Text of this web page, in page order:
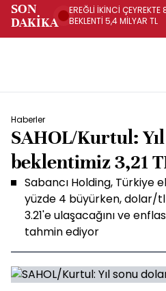
SON
DAKİKA
EREĞLİ İKİNCİ ÇEYREKTE
BEKLENTİ 5,4 MİLYAR TL
Haberler
SAHOL/Kurtul:
beklentimiz 3,21
Sabancı Holding, Türkiye
yüzde 4 büyürken, dolar/tl
3.21'e ulaşacağını ve
tahmin ediyor